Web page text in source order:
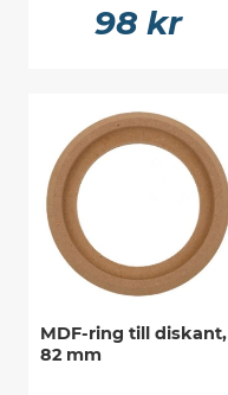
98 kr
MDF-ring till diskant,
82 mm